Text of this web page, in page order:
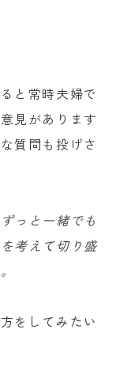
と常時夫婦で
見があります
質問も投げさ
っと一緒でも
考えて切り盛
をしてみたい